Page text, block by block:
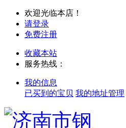
欢迎光临本店！
请登录
免费注册
收藏本站
服务热线：
我的信息
已买到的宝贝 我的地址管理